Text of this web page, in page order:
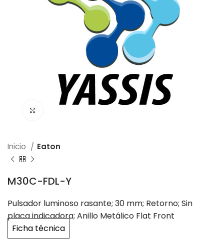
Inicio Eaton
M30C-FDL-Y
Pulsador luminoso rasante; 30 mm; Retorno; Sin
placa indicadora; Anillo Metálico Flat Front
Ficha técnica